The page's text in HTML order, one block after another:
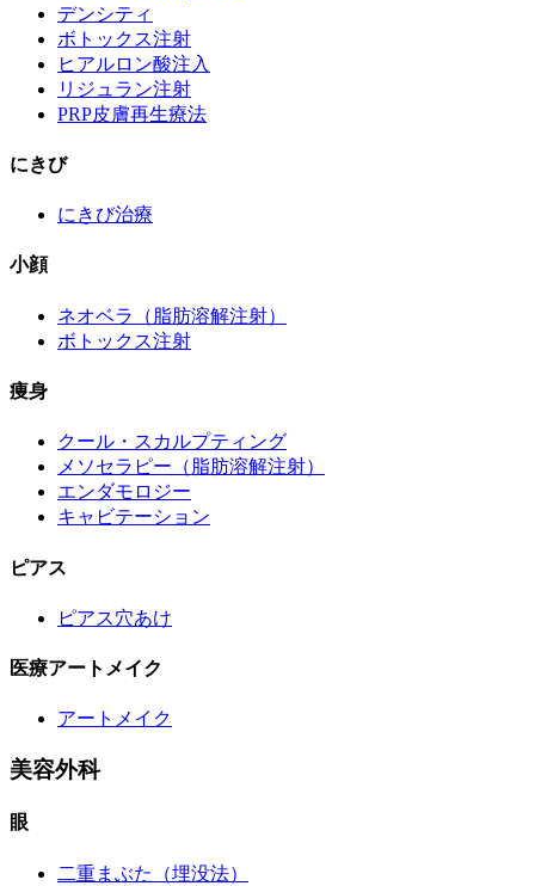
デンシティ
ボトックス注射
ヒアルロン酸注入
リジュラン注射
PRP皮膚再生療法
にきび
にきび治療
小顔
ネオベラ（脂肪溶解注射）
ボトックス注射
痩身
クール・スカルプティング
メソセラピー（脂肪溶解注射）
エンダモロジー
キャビテーション
ピアス
ピアス穴あけ
医療アートメイク
アートメイク
美容外科
眼
二重まぶた（埋没法）